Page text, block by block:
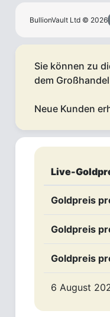
BullionVault Ltd © 2026
Sie können zu
dem
Neue Kunden
Live-
Goldpreis
Goldpreis
Goldpreis
6 August